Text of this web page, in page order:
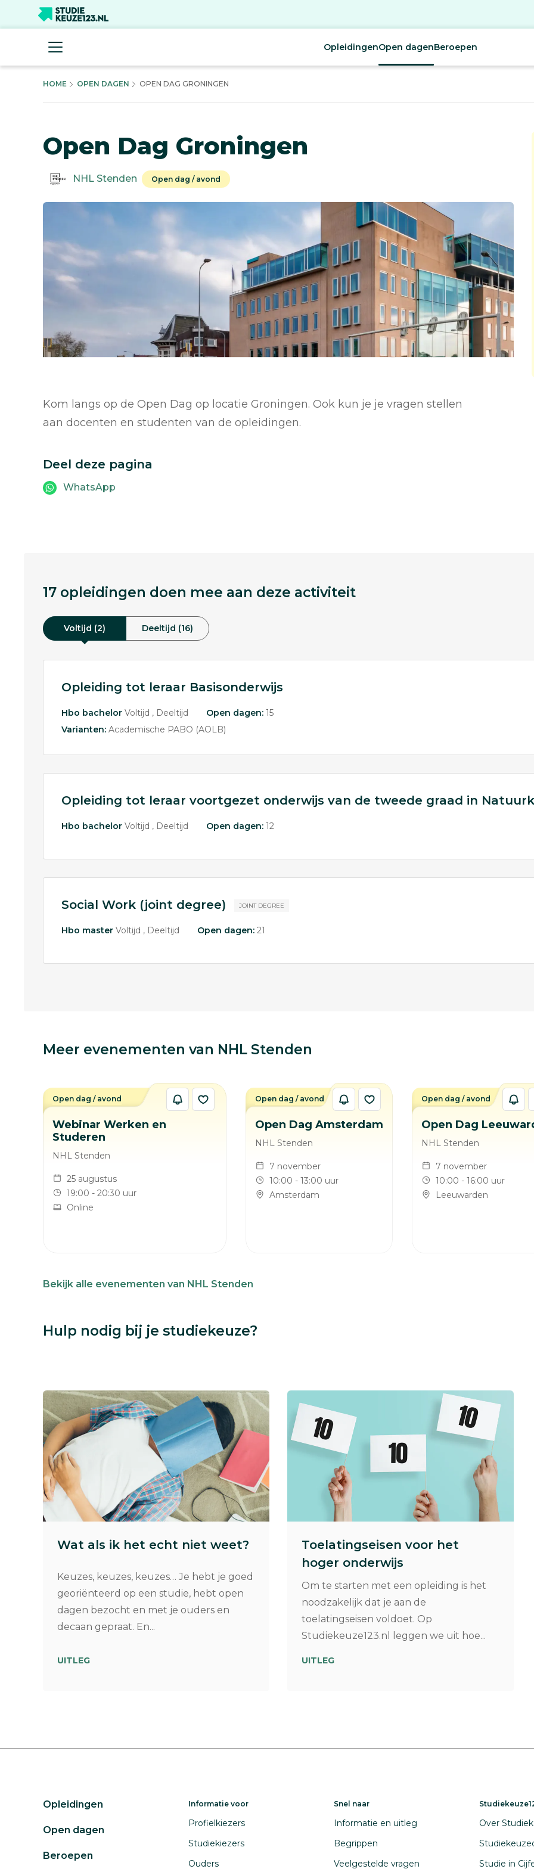
OpleidingenOpen dagenBeroepen
HOME OPEN DAGEN OPEN DAG GRONINGEN
Open Dag Groningen
NHL Stenden Open dag / avond
Kom langs op de Open Dag op locatie Groningen. Ook kun je je vragen stellen
aan docenten en studenten van de opleidingen.
Deel deze pagina
WhatsApp
17 opleidingen doen mee aan deze activiteit
Voltijd (2) Deeltijd (16)
Opleiding tot leraar Basisonderwijs
Hbo bachelor Voltijd Deeltijd Open dagen: 15
Varianten: Academische PABO (AOLB)
Opleiding tot leraar voortgezet onderwijs van de tweede graad in
Hbo bachelor Voltijd Deeltijd Open dagen: 12
Social Work (joint degree) JOINT DEGREE
Hbo master Voltijd Deeltijd Open dagen: 21
Meer evenementen van NHL Stenden
Webinar Werken en
Studeren
NHL Stenden
25 augustus
19:00 - 20:30 uur
Online
Open dag / avond
Open Dag Amsterdam
NHL Stenden
7 november
10:00 - 13:00 uur
Amsterdam
Open dag / avond
Open Dag
NHL Stenden
7 november
10:00 - 16:00 uur
Leeuwarden
Open dag / avond
Bekijk alle evenementen van NHL Stenden
Hulp nodig bij je studiekeuze?
Wat als ik het echt niet weet?
Keuzes, keuzes, keuzes… Je hebt je goed
georiënteerd op een studie, hebt open
dagen bezocht en met je ouders en
decaan gepraat. En...
UITLEG
Toelatingseisen voor het
hoger onderwijs
Om te starten met een opleiding is het
noodzakelijk dat je aan de
toelatingseisen voldoet. Op
Studiekeuze123.nl leggen we uit hoe...
UITLEG
Opleidingen
Open dagen
Beroepen
Informatie voor
Profielkiezers
Studiekiezers
Ouders
Snel naar
Informatie en uitleg
Begrippen
Veelgestelde vragen
Over
Studie in